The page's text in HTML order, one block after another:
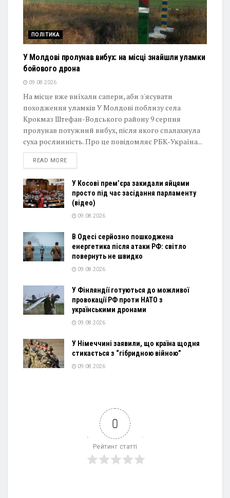
ПОЛІТИКА
У Молдові пролунав вибух: на місці знайшли уламки
бойового дрона
09.08.2026
На місце вже виїхали сапери, аби з'ясувати
походження уламків У Молдові поблизу села
Крокмаз Штефан-Водського району 9 серпня
пролунав потужний вибух, після якого спалахнула
суха рослинність. Про це повідомляє РБК-Україна...
READ MOREDETAILS
У Косові прем’єра закидали яйцями
просто під час засідання парламенту
(відео)
09.08.2026
В Одесі серйозно пошкоджена
енергетика після атаки РФ: світло
повернуть не швидко
09.08.2026
У Фінляндії готуються до можливої
провокації РФ проти НАТО з
українськими дронами
09.08.2026
У Німеччині заявили, що країна щодня
стикається з “гібридною війною”
09.08.2026
0
Рейтинг статті